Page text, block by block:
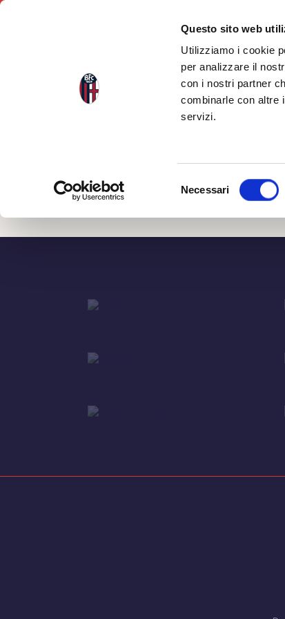
Questo sito web
Utilizziamo i cookie
per analizzare il
con i nostri partner
combinarle con altre
servizi.
Necessari
Indietro